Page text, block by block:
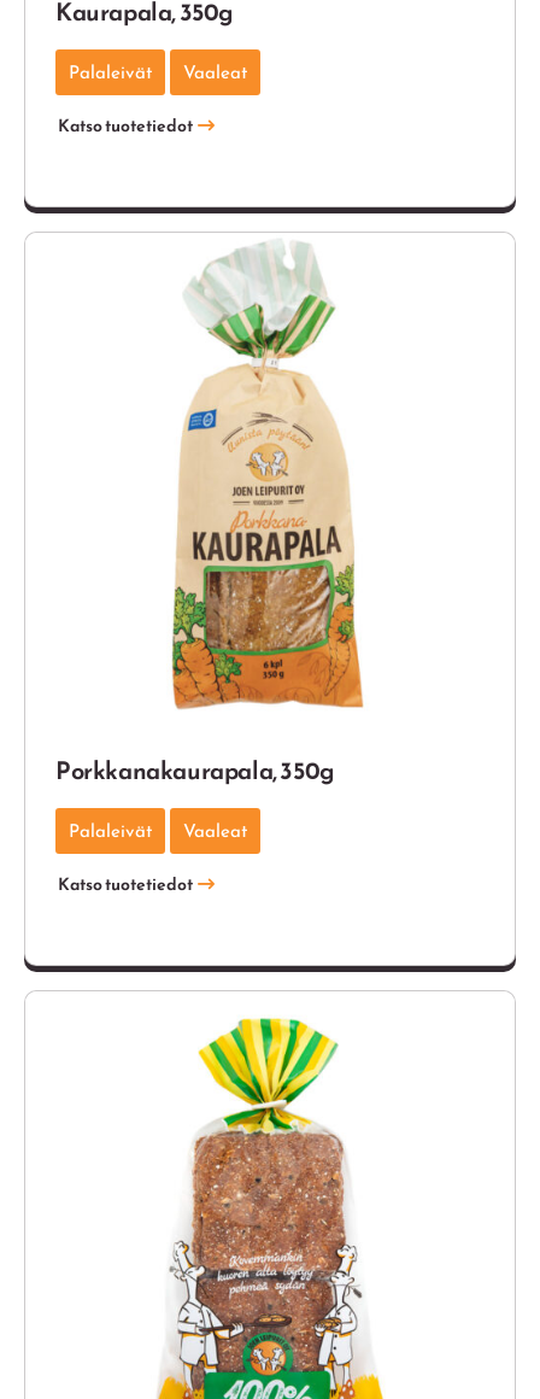
Kaurapala, 350g
Palaleivät Vaaleat
Katso tuotetiedot
Porkkana­kaura­pala, 350g
Palaleivät Vaaleat
Katso tuotetiedot